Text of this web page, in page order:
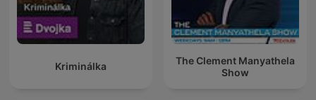
Kriminálka
The Clement Manyathela
Show